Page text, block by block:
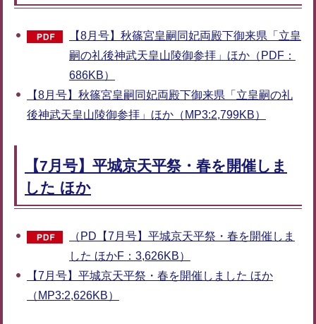
【8月号】秋篠宮皇嗣同妃両殿下御来県「立皇
嗣の礼後神武天皇山陵御参拝」ほか（PDF：
686KB）
【8月号】秋篠宮皇嗣同妃両殿下御来県「立皇嗣の礼
後神武天皇山陵御参拝」ほか（MP3:2,799KB）
【7月号】平城京天平祭・春を開催しま
した ほか
（PD【7月号】平城京天平祭・春を開催しま
した ほかF：3,626KB）
【7月号】平城京天平祭・春を開催しました ほか
（MP3:2,626KB）